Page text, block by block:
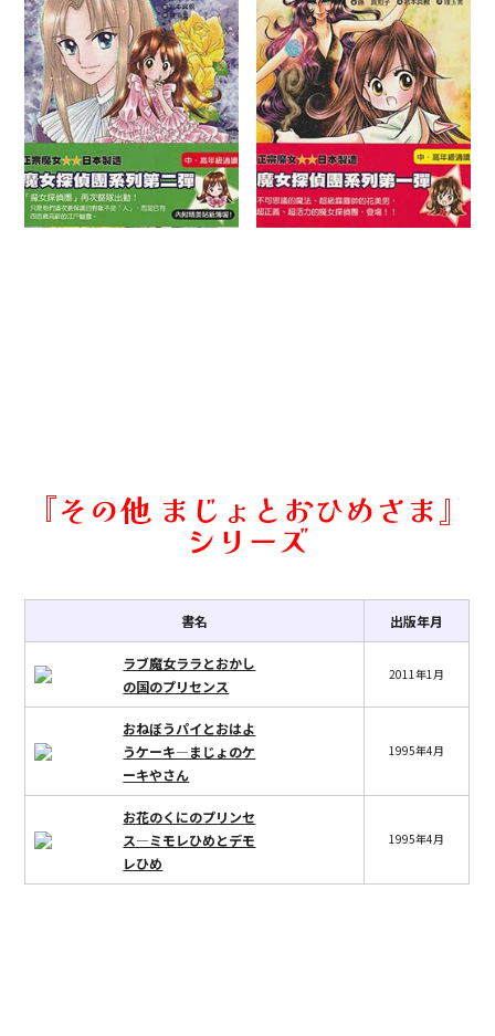
『その他 まじょとおひめさま』
シリーズ
書名 出版年月
ラブ魔女ララとおかし
の国のプリセンス
2011年1月
おねぼうパイとおはよ
うケーキ―まじょのケ
ーキやさん
1995年4月
お花のくにのプリンセ
ス―ミモレひめとデモ
レひめ
1995年4月